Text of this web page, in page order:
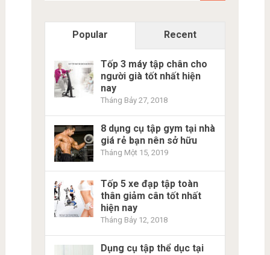
Popular Recent
Tốp 3 máy tập chân cho
người già tốt nhất hiện
nay
Tháng Bảy 27, 2018
8 dụng cụ tập gym tại nhà
giá rẻ bạn nên sở hữu
Tháng Một 15, 2019
Tốp 5 xe đạp tập toàn
thân giảm cân tốt nhất
hiện nay
Tháng Bảy 12, 2018
Dụng cụ tập thể dục tại